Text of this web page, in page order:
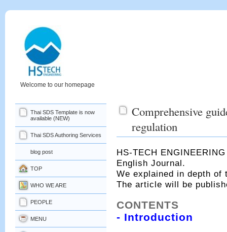
Welcome to our homepage
Comprehensive
regulation
HS-TECH
English Journal.
We explained in depth of
The article will be
CONTENTS
- Introduction
Thai SDS Template is now
available (NEW)
Thai SDS Authoring Services
blog post
TOP
WHO WE ARE
PEOPLE
MENU